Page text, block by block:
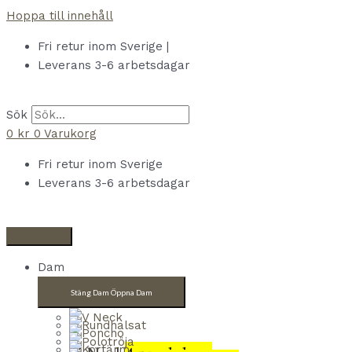
Hoppa till innehåll
Fri retur inom Sverige |
Leverans 3-6 arbetsdagar
Sök
0 kr 0 Varukorg
Fri retur inom Sverige
Leverans 3-6 arbetsdagar
Dam
Stäng Dam Öppna Dam